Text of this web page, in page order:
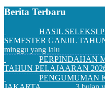
Berita Terbaru
HASIL SELEKSI
SEMESTER GANJIL
minggu yang lalu
PERPINDAHAN
TAHUN PELAJAARAN
PENGUMUMAN